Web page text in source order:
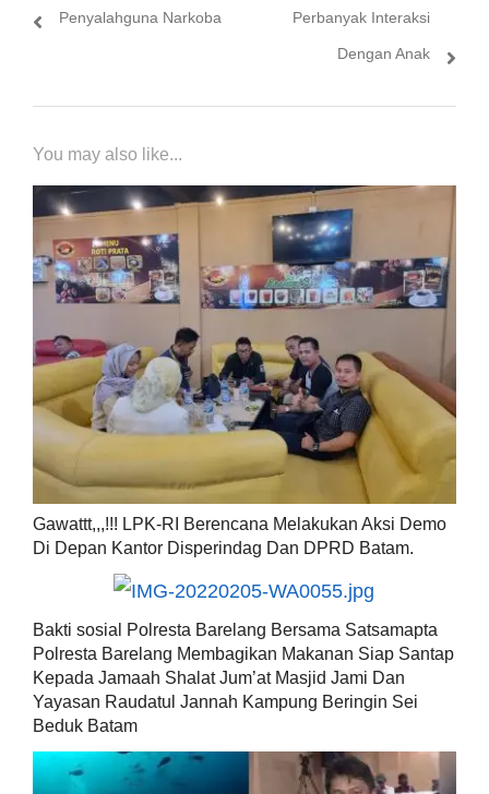
Penyalahguna Narkoba Perbanyak Interaksi
Dengan Anak
You may also like...
Gawattt,,,!!! LPK-RI Berencana Melakukan Aksi Demo
Di Depan Kantor Disperindag Dan DPRD Batam.
Bakti sosial Polresta Barelang Bersama Satsamapta
Polresta Barelang Membagikan Makanan Siap Santap
Kepada Jamaah Shalat Jum’at Masjid Jami Dan
Yayasan Raudatul Jannah Kampung Beringin Sei
Beduk Batam